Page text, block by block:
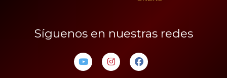
Síguenos en nuestras redes